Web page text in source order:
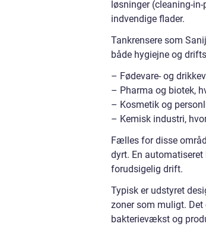
løsninger (cleaning-
indvendige flader.
Tankrensere som
både hygiejne og
– Fødevare- og
– Pharma og biotek,
– Kosmetik og
– Kemisk industri,
Fælles for disse
dyrt. En
forudsigelig drift.
Typisk er udstyret
zoner som muligt. Det
bakterievækst og